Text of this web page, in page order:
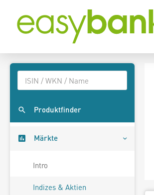
Produktfinder
Märkte
Intro
Indizes & Aktien